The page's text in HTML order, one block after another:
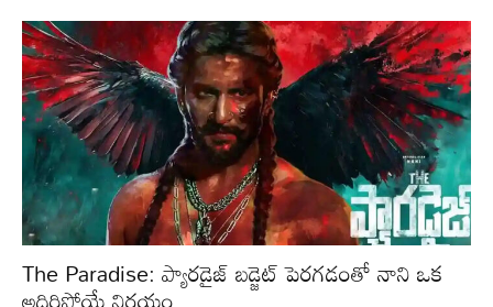
The Paradise: ప్యారడైజ్ బడ్జెట్ పెరగడంతో నాని ఒక